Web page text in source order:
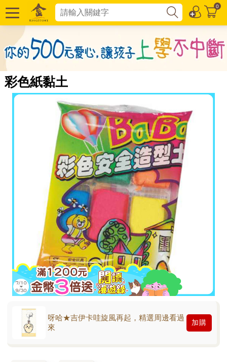
0
彩色紙黏土
呀哈★吉伊卡哇旋風再起，精選周邊看過
來
加購